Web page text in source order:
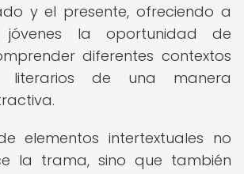
y el presente, ofreciendo a
jóvenes la oportunidad de
diferentes contextos
literarios de una manera
elementos intertextuales no
la trama, sino que también